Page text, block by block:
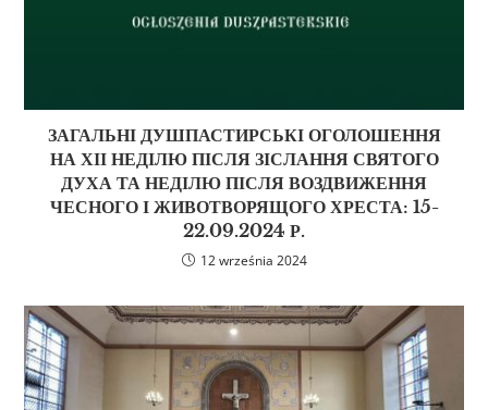
ЗАГАЛЬНІ ДУШПАСТИРСЬКІ ОГОЛОШЕННЯ
НА ХІІ НЕДІЛЮ ПІСЛЯ ЗІСЛАННЯ СВЯТОГО
ДУХА ТА НЕДІЛЮ ПІСЛЯ ВОЗДВИЖЕННЯ
ЧЕСНОГО І ЖИВОТВОРЯЩОГО ХРЕСТА: 15-
22.09.2024 Р.
12 września 2024